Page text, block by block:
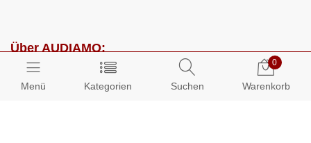
Menü Kategorien Suchen
0
Warenkorb
Über AUDIAMO:
Impressum